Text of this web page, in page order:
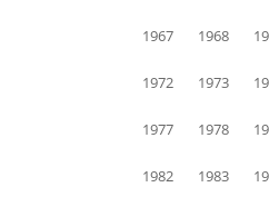
1967 1968
1972 1973
1977 1978
1982 1983